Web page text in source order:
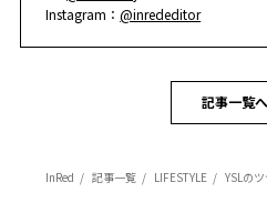
Instagram：@inrededitor
記事一覧
InRed 記事一覧 LIFESTYLE YSLのツヤ肌